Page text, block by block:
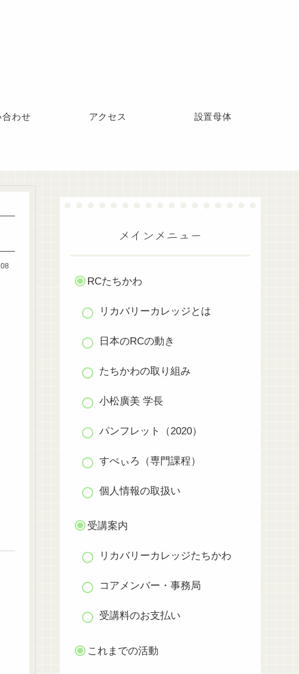
合わせ アクセス 設置母体
メインメニュー
RCたちかわ
リカバリーカレッジとは
日本のRCの動き
たちかわの取り組み
小松廣美 学長
パンフレット（2020）
すぺぃろ（専門課程）
個人情報の取扱い
受講案内
リカバリーカレッジたちかわ
コアメンバー・事務局
受講料のお支払い
これまでの活動